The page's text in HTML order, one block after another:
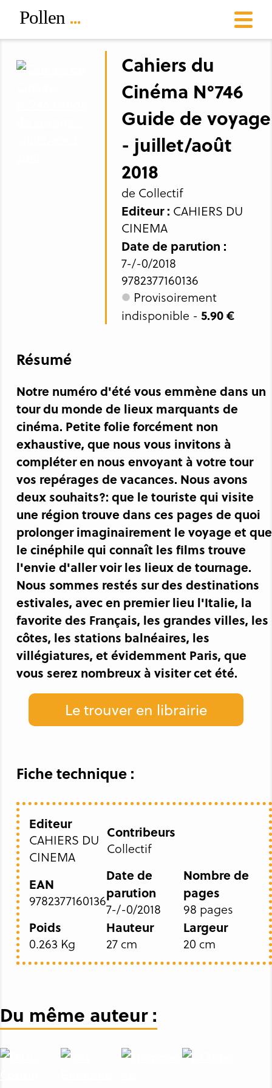
Cahiers du
Cinéma N°746
Guide de voyage
- juillet/août
2018
de Collectif
Editeur : CAHIERS DU
CINEMA
Date de parution :
7-/-0/2018
9782377160136
Provisoirement
indisponible - 5.90 €
Résumé
Notre numéro d'été vous emmène dans un
tour du monde de lieux marquants de
cinéma. Petite folie forcément non
exhaustive, que nous vous invitons à
compléter en nous envoyant à votre tour
vos repérages de vacances. Nous avons
deux souhaits?: que le touriste qui visite
une région trouve dans ces pages de quoi
prolonger imaginairement le voyage et que
le cinéphile qui connaît les films trouve
l'envie d'aller voir les lieux de tournage.
Nous sommes restés sur des destinations
estivales, avec en premier lieu l'Italie, la
favorite des Français, les grandes villes, les
côtes, les stations balnéaires, les
villégiatures, et évidemment Paris, que
vous serez nombreux à visiter cet été.
Le trouver en librairie
Fiche technique :
Editeur
CAHIERS DU
CINEMA
Contribeurs
Collectif
EAN
9782377160136
Date de
parution
7-/-0/2018
Nombre de
pages
98 pages
Poids
0.263 Kg
Hauteur
27 cm
Largeur
20 cm
Du même auteur :